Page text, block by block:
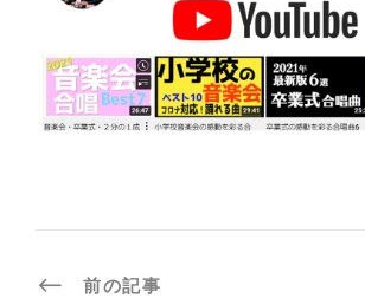
前の記事